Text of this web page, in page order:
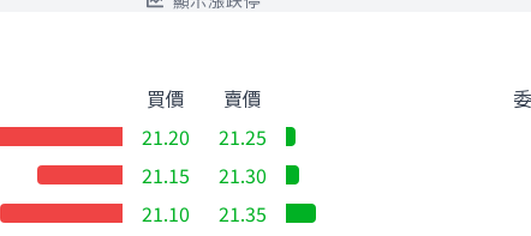
買價
21.20
21.15
21.10
賣價
21.25
21.30
21.35